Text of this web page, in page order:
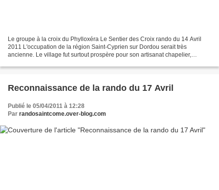
Le groupe à la croix du Phylloxéra Le Sentier des Croix rando du 14 Avril
2011 L'occupation de la région Saint-Cyprien sur Dordou serait très
ancienne. Le village fut surtout prospère pour son artisanat chapelier,
Reconnaissance de la rando du 17 Avril
Publié le 05/04/2011 à 12:28
Par randosaintcome.over-blog.com